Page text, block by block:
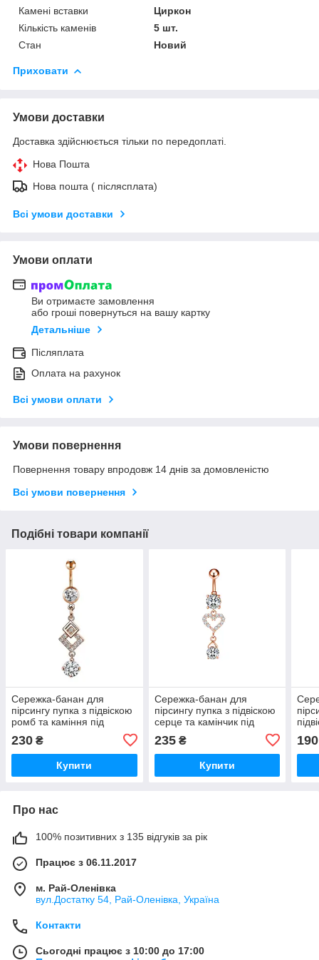
Камені вставки
Циркон
Кількість каменів
5 шт.
Стан
Новий
Приховати
Умови доставки
Доставка здійснюється тільки по передоплаті.
Нова Пошта
Нова пошта ( післясплата)
Всі умови доставки
Умови оплати
Ви отримаєте замовлення
або гроші повернуться на вашу картку
Детальніше
Післяплата
Оплата на рахунок
Всі умови оплати
Умови повернення
Повернення товару впродовж 14 днів за домовленістю
Всі умови повернення
Подібні товари компанії
Сережка-банан для
пірсингу пупка з підвіскою
ромб та каміння під
230 ₴
Купити
Сережка-банан для
пірсингу пупка з підвіскою
серце та камінчик під
235₴
Купити
190
Про нас
100% позитивних з 135 відгуків за рік
Працює з 06.11.2017
м. Рай-Оленівка
вул.Достатку 54, Рай-Оленівка, Україна
Контакти
Сьогодні працює з 10:00 до 17:00